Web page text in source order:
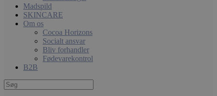
Madspild
SKINCARE
Om os
Cocoa Horizons
Socialt ansvar
Bliv forhandler
Fødevarekontrol
B2B